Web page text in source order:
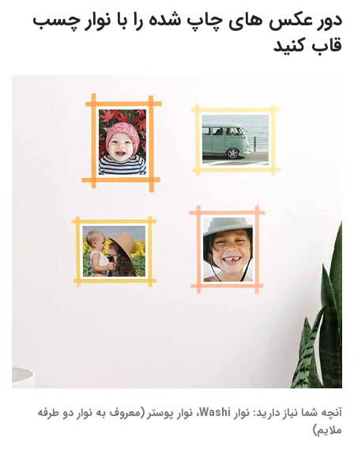
دور عکس های چاپ شده را با نوار چسب
قاب کنید
آنچه شما نیاز دارید: نوار Washi، نوار پوستر (معروف به نوار دو طرفه
ملایم)